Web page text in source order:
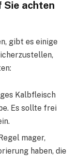
Sie achten
gibt es einige
Kalbfleisch
Es sollte frei
mager,
haben, die